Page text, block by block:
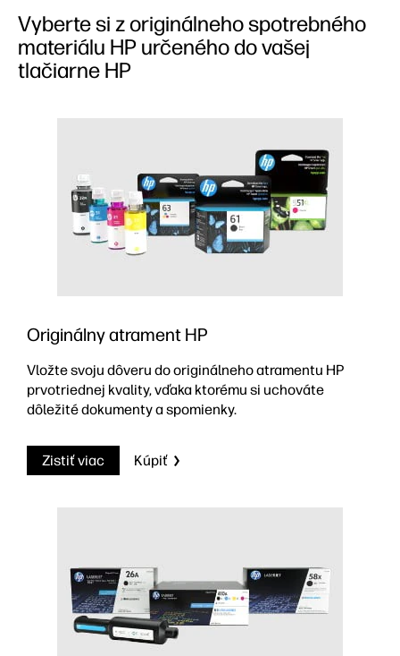
Vyberte si z originálneho spotrebného
materiálu HP určeného do vašej
tlačiarne HP
Originálny atrament HP
Vložte svoju dôveru do originálneho atramentu HP
prvotriednej kvality, vďaka ktorému si uchováte
dôležité dokumenty a spomienky.
Zistiť viac Kúpiť